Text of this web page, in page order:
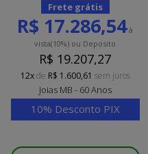
Frete grátis
R$ 17.286,54à
vista(10%) ou Deposito
R$ 19.207,27
12xde R$ 1.600,61 sem juros
Joias MB - 60 Anos
10% Desconto PIX